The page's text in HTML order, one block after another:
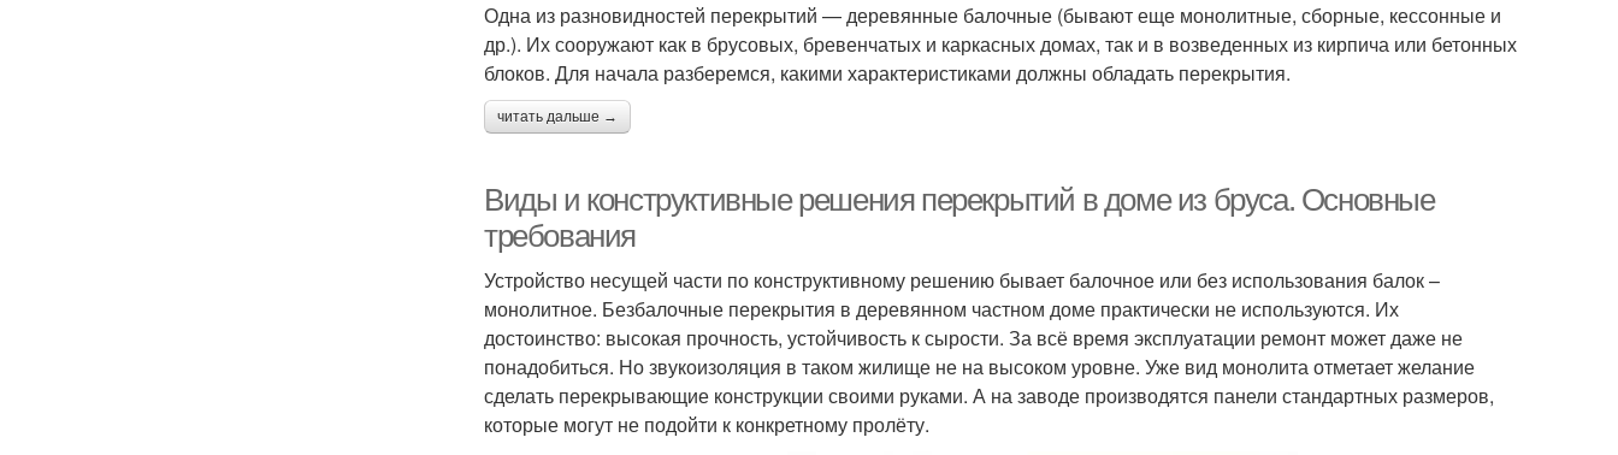
Одна из разновидностей перекрытий — деревянные балочные (бывают еще монолитные, сборные, кессонные и
др.). Их сооружают как в брусовых, бревенчатых и каркасных домах, так и в возведенных из кирпича или бетонных
блоков. Для начала разберемся, какими характеристиками должны обладать перекрытия.
читать дальше →
Виды и конструктивные решения перекрытий в доме из бруса. Основные
требования
Устройство несущей части по конструктивному решению бывает балочное или без использования балок –
монолитное. Безбалочные перекрытия в деревянном частном доме практически не используются. Их
достоинство: высокая прочность, устойчивость к сырости. За всё время эксплуатации ремонт может даже не
понадобиться. Но звукоизоляция в таком жилище не на высоком уровне. Уже вид монолита отметает желание
сделать перекрывающие конструкции своими руками. А на заводе производятся панели стандартных размеров,
которые могут не подойти к конкретному пролёту.